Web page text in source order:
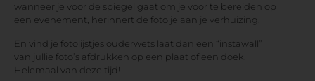
wanneer je voor de spiegel gaat om je voor te bereiden op
een evenement, herinnert de foto je aan je verhuizing.
En vind je fotolijstjes ouderwets laat dan een “instawall”
van jullie foto’s afdrukken op een plaat of een doek.
Helemaal van deze tijd!